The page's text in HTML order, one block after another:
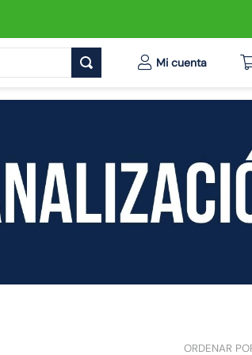
ORDENAR